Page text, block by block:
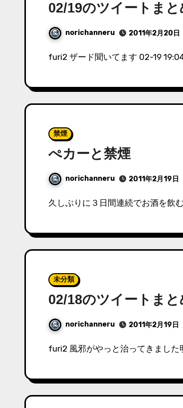
02/19のツイートまと
norichanneru 2011年2月20日
furi2 ザード聞いてます 02-19
禁煙
ぺカーと禁煙
norichanneru 2011年2月19日
久しぶりに３日間連続でお酒を
未分類
02/18のツイートまと
norichanneru 2011年2月19日
furi2 風邪がやっと治ってきまし